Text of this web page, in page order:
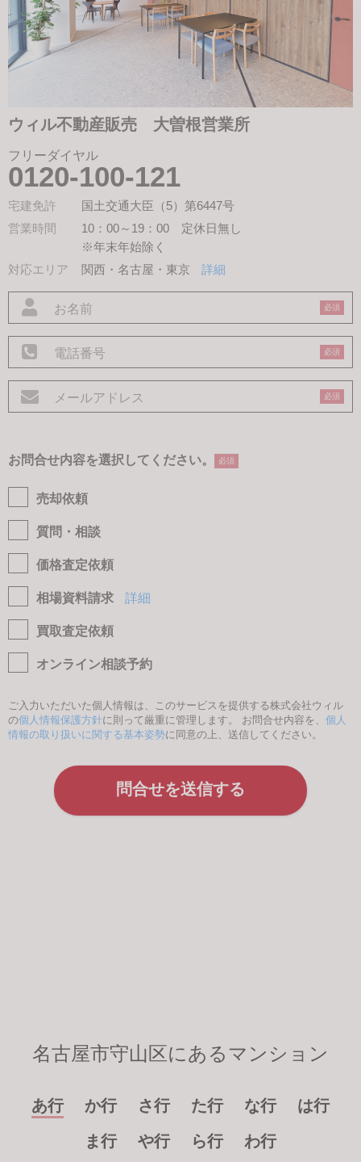
ウィル不動産販売 大曽根営業所
フリーダイヤル
0120-100-121
宅建免許
国土交通大臣（5）第6447号
営業時間
10：00～19：00 定休日無し
※年末年始除く
対応エリア
関西・名古屋・東京 詳細
必須
必須
必須
お問合せ内容を選択してください。 必須
売却依頼
質問・相談
価格査定依頼
相場資料請求 詳細
買取査定依頼
オンライン相談予約
ご入力いただいた個人情報は、このサービスを提供する株式会社ウィル
の個人情報保護方針に則って厳重に管理します。 お問合せ内容を、 個人
情報の取り扱いに関する基本姿勢に同意の上、送信してください。
名古屋市守山区にあるマンション
あ行 か行 さ行 た行 な行
は行
ま行
や行 ら行 わ行